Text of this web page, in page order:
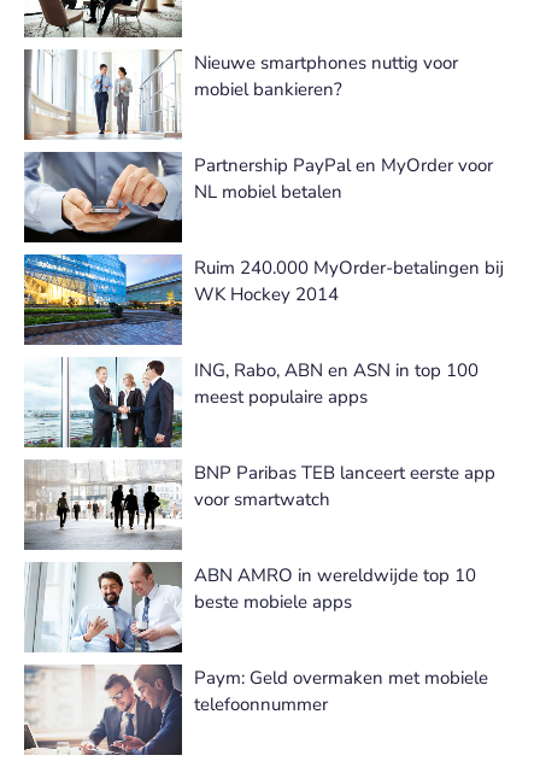
Nieuwe smartphones nuttig voor
mobiel bankieren?
Partnership PayPal en MyOrder voor
NL mobiel betalen
Ruim 240.000 MyOrder-betalingen bij
WK Hockey 2014
ING, Rabo, ABN en ASN in top 100
meest populaire apps
BNP Paribas TEB lanceert eerste app
voor smartwatch
ABN AMRO in wereldwijde top 10
beste mobiele apps
Paym: Geld overmaken met mobiele
telefoonnummer